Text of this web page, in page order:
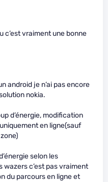
c’est vraiment une bonne
android je n’ai pas encore
nokia.
d’énergie, modification
en ligne(sauf
selon les
c’est pas vraiment
du parcours en ligne et